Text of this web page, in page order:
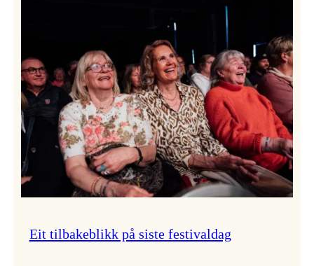
Eit tilbakeblikk på siste festivaldag